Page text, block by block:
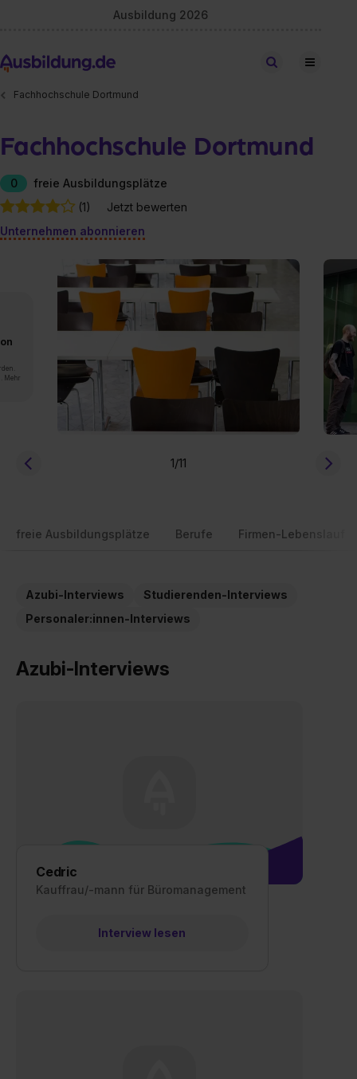
Ausbildung 2026
Stellen finden
Fachhochschule Dortmund
Fachhochschule Dortmund
0
freie Ausbildungsplätze
(1)
Jetzt bewerten
Unternehmen abonnieren
Mehr
1/11
freie Ausbildungsplätze Berufe Firmen-Lebenslauf
Azubi-Interviews
Studierenden-Interviews
Personaler:innen-Interviews
Azubi-Interviews
Cedric
Kauffrau/-mann für Büromanagement
Interview lesen